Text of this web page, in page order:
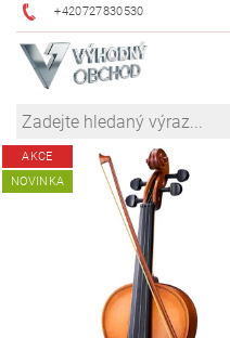
+420727830530
AKCE
NOVINKA